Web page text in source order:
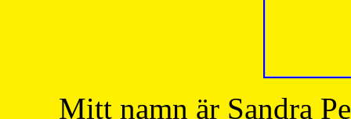
Mitt namn är Sandra